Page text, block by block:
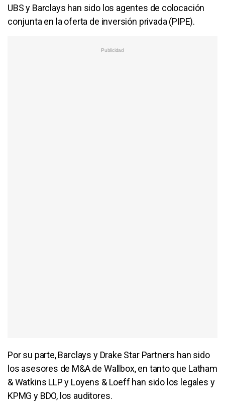
UBS y Barclays han sido los agentes de colocación
conjunta en la oferta de inversión privada (PIPE).
Por su parte, Barclays y Drake Star Partners han sido
los asesores de M&A de Wallbox, en tanto que Latham
& Watkins LLP y Loyens & Loeff han sido los legales y
KPMG y BDO, los auditores.